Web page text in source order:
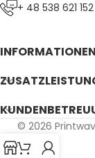
+ 48 538 621 152
INFORMATIONEN
© 2026